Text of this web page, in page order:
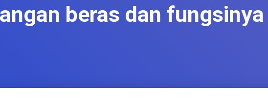
beras dan fungsinya